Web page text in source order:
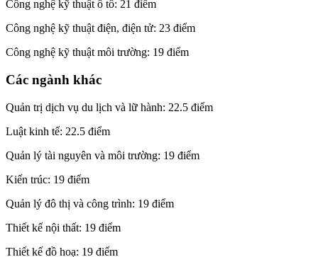
Công nghệ kỹ thuật ô tô: 21 điểm
Công nghệ kỹ thuật điện, điện tử: 23 điểm
Công nghệ kỹ thuật môi trường: 19 điểm
Các ngành khác
Quản trị dịch vụ du lịch và lữ hành: 22.5 điểm
Luật kinh tế: 22.5 điểm
Quản lý tài nguyên và môi trường: 19 điểm
Kiến trúc: 19 điểm
Quản lý đô thị và công trình: 19 điểm
Thiết kế nội thất: 19 điểm
Thiết kế đồ hoạ: 19 điểm